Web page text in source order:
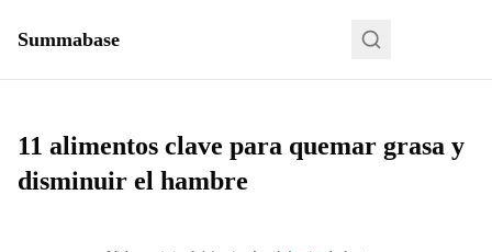
Summabase
11 alimentos clave para quemar grasa y
disminuir el hambre